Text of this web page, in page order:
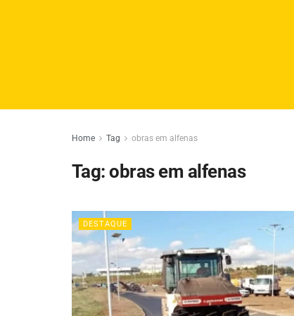
Home Tag obras em alfenas
Tag:obras em alfenas
DESTAQUE